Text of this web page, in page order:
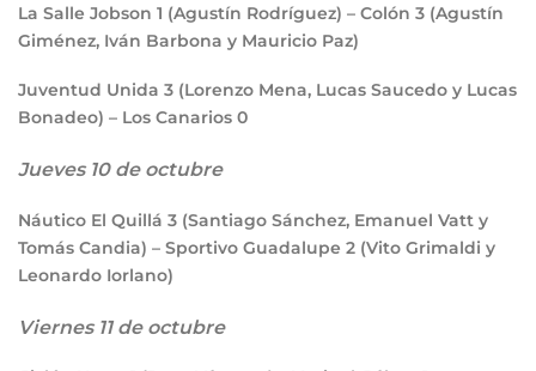
La Salle Jobson 1 (Agustín Rodríguez) – Colón 3 (Agustín
Giménez, Iván Barbona y Mauricio Paz)
Juventud Unida 3 (Lorenzo Mena, Lucas Saucedo y Lucas
Bonadeo) – Los Canarios 0
Jueves 10 de octubre
Náutico El Quillá 3 (Santiago Sánchez, Emanuel Vatt y
Tomás Candia) – Sportivo Guadalupe 2 (Vito Grimaldi y
Leonardo Iorlano)
Viernes 11 de octubre